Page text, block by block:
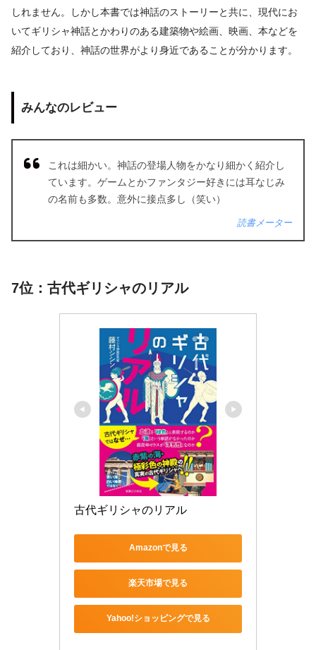
しれません。しかし本書では神話のストーリーと共に、現代にお
いてギリシャ神話とかわりのある建築物や絵画、映画、本などを
紹介しており、神話の世界がより身近であることが分かります。
みんなのレビュー
これは細かい。神話の登場人物をかなり細かく紹介し
ています。ゲームとかファンタジー好きには耳なじみ
の名前も多数。意外に接点多し（笑い）
読書メーター
7位：古代ギリシャのリアル
古代ギリシャのリアル
Amazonで見る
楽天市場で見る
Yahoo!ショッピングで見る